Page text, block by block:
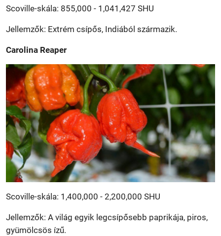
Scoville-skála: 855,000 - 1,041,427 SHU
Jellemzők: Extrém csípős, Indiából származik.
Carolina Reaper
Scoville-skála: 1,400,000 - 2,200,000 SHU
Jellemzők: A világ egyik legcsípősebb paprikája, piros,
gyümölcsös ízű.